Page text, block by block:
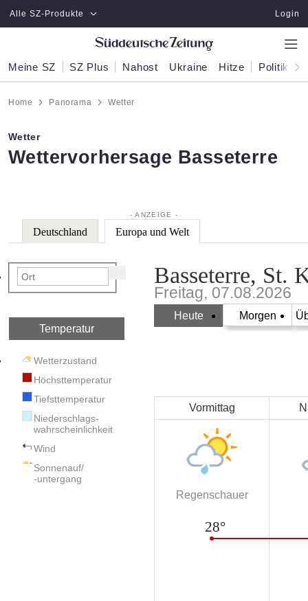
Zum Hauptinhalt springen
Alle SZ-Produkte Login
Meine SZ SZ Plus Nahost Ukraine Hitze Politik
Home Panorama Wetter
Wetter
:
Wettervorhersage Basseterre
Deutschland Europa und Welt
Temperatur
Wetterzustand
Höchsttemperatur
Tiefsttemperatur
Niederschlags-
wahrscheinlichkeit
Wind
Sonnenauf/
-untergang
Basseterre, St.
Freitag, 07.08.2026
Heute Morgen
Vormittag
Regenschauer